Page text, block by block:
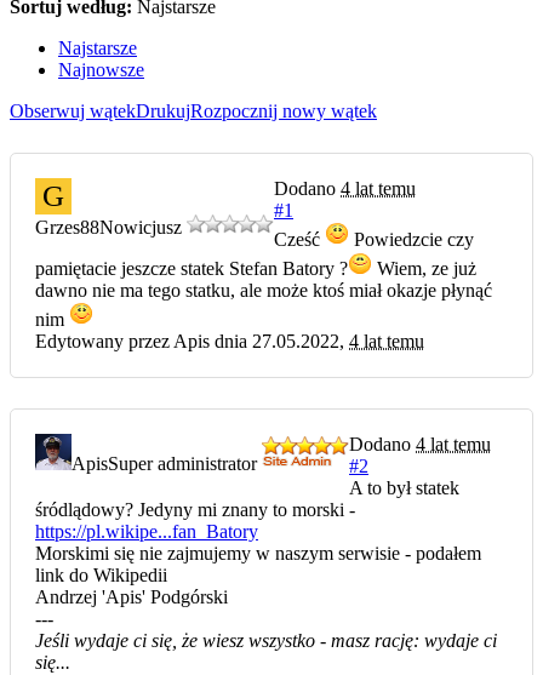
Sortuj według: Najstarsze
Najstarsze
Najnowsze
Obserwuj wątekDrukujRozpocznij nowy wątek
G
Grzes88Nowicjusz
Dodano 4 lat temu
#1
Cześć
Powiedzcie czy
pamiętacie jeszcze statek Stefan Batory ?
Wiem, ze już
dawno nie ma tego statku, ale może ktoś miał okazje płynąć
nim
Edytowany przez Apis dnia 27.05.2022, 4 lat temu
ApisSuper administrator
Dodano 4 lat temu
#2
A to był statek
śródlądowy? Jedyny mi znany to morski -
https://pl.wikipe...fan_Batory
Morskimi się nie zajmujemy w naszym serwisie - podałem
link do Wikipedii
Andrzej 'Apis' Podgórski
---
Jeśli wydaje ci się, że wiesz wszystko - masz rację: wydaje ci
się...